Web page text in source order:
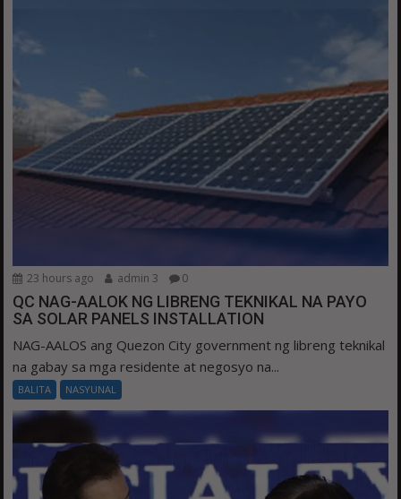
23 hours ago admin 3 0
QC NAG-AALOK NG LIBRENG TEKNIKAL NA PAYO
SA SOLAR PANELS INSTALLATION
NAG-AALOS ang Quezon City government ng libreng teknikal
na gabay sa mga residente at negosyo na...
BALITA NASYUNAL